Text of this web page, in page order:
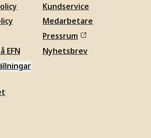
EFN
Kundservice
Medarbetare
Pressrum
Nyhetsbrev